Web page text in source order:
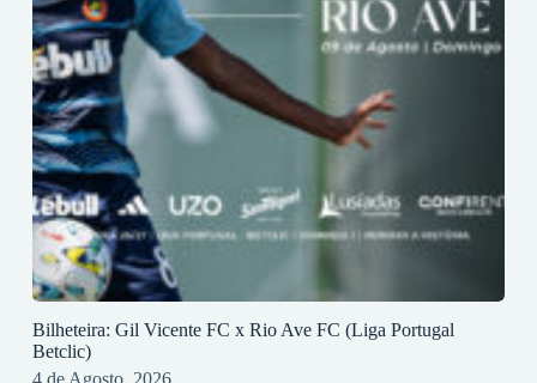
Bilheteira: Gil Vicente FC x Rio Ave FC (Liga Portugal
Betclic)
4 de Agosto, 2026